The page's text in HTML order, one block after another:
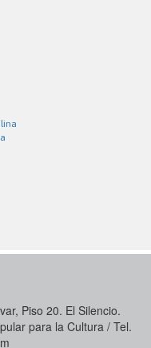
Piso 20. El Silencio.
para la Cultura / Tel.